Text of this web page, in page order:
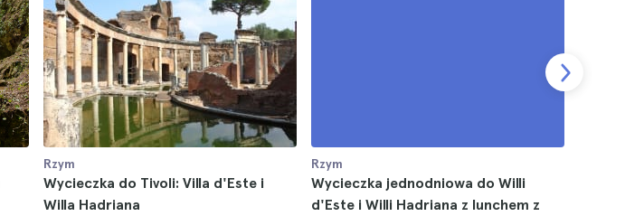
Rzym
Wycieczka do Tivoli: Villa d'Este i
Willa Hadriana
Rzym
Wycieczka jednodniowa do Willi
d'Este i Willi Hadriana z lunchem z